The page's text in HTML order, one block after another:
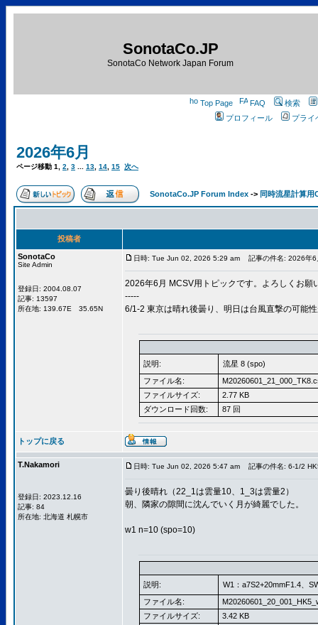
SonotaCo.JP
SonotaCo Network Japan Forum
Top Page FAQ
検索
プロフィール
プライ
2026年6月
ページ移動 1 2 3 13 14 15 次へ
SonotaCo.JP Forum Index -> 同時流星計算
投稿者
SonotaCo
Site Admin
登録日: 2004.08.07
記事: 13597
所在地: 139.67E 35.65N
日時: Tue Jun 02, 2026 5:29 am 記事の件名: 2026年6
2026年6月 MCSV用トピックです。よろしくお願
-----
6/1-2 東京は晴れ後曇り、明日は台風直撃の可能
説明:
流星 8 (spo)
ファイル名:
ファイルサイズ:
2.77 KB
ダウンロード回数:
87 回
トップに戻る
T.Nakamori
登録日: 2023.12.16
記事: 84
所在地: 北海道 札幌市
日時: Tue Jun 02, 2026 5:47 am 記事の件名: 6-1/2
曇り後晴れ（22_1は雲量10、1_3は雲量2）
朝、隣家の隙間に沈んでいく月が綺麗でした。
w1 n=10 (spo=10)
説明:
W1：a7S2+20mmF1.4、
ファイル名:
ファイルサイズ:
3.42 KB